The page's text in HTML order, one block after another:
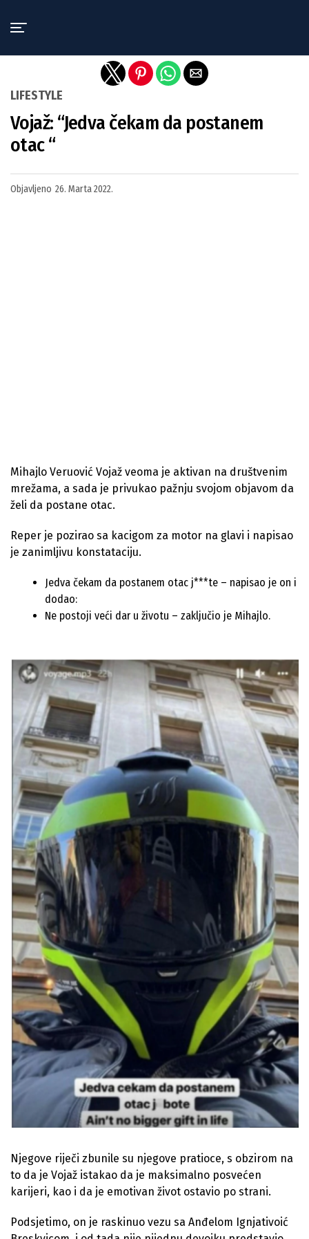
LIFESTYLE
Vojaž: “Jedva čekam da postanem
otac “
Objavljeno 26. Marta 2022.
Mihajlo Veruović Vojaž veoma je aktivan na društvenim
mrežama, a sada je privukao pažnju svojom objavom da
želi da postane otac.
Reper je pozirao sa kacigom za motor na glavi i napisao
je zanimljivu konstataciju.
Jedva čekam da postanem otac j***te – napisao je on i
dodao:
Ne postoji veći dar u životu – zaključio je Mihajlo.
Njegove riječi zbunile su njegove pratioce, s obzirom na
to da je Vojaž istakao da je maksimalno posvećen
karijeri, kao i da je emotivan život ostavio po strani.
Podsjetimo, on je raskinuo vezu sa Anđelom Ignjativoić